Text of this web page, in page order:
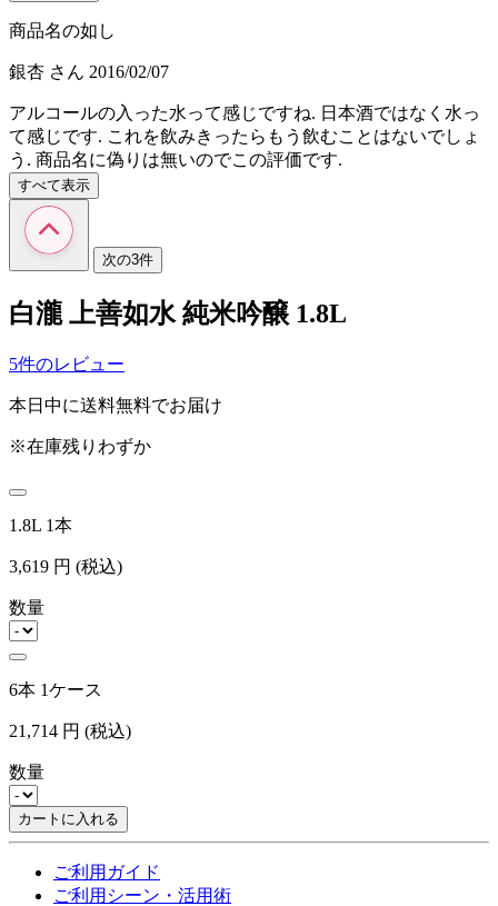
商品名の如し
銀杏 さん 2016/02/07
アルコールの入った水って感じですね. 日本酒ではなく水っ
て感じです. これを飲みきったらもう飲むことはないでしょ
う. 商品名に偽りは無いのでこの評価です.
すべて表示
次の3件
白瀧 上善如水 純米吟醸 1.8L
5件のレビュー
本日中に送料無料でお届け
※在庫残りわずか
1.8L 1本
3,619 円 (税込)
数量
6本 1ケース
21,714 円 (税込)
数量
カートに入れる
ご利用ガイド
ご利用シーン・活用術